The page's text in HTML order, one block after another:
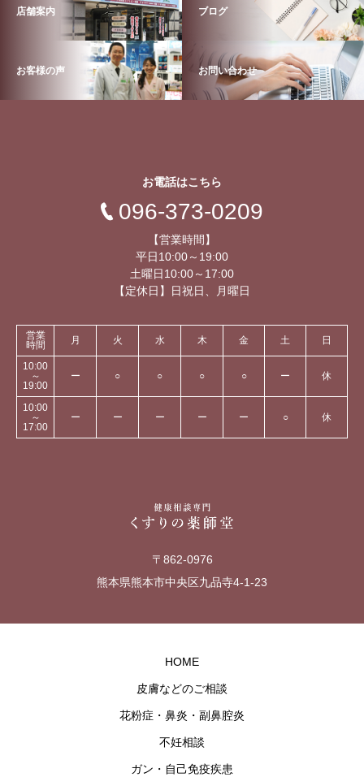
店舗案内 ブログ
お客様の声 お問い合わせ
お電話はこちら
096-373-0209
【営業時間】
平日10:00～19:00
土曜日10:00～17:00
【定休日】日祝日、月曜日
営業
時間
月 火 水 木 金 土 日
10:00
～
19:00
ー ○ ○ ○ ○ ー 休
10:00
～
17:00
ー ー ー ー ー ○ 休
〒862-0976
熊本県熊本市中央区九品寺4-1-23
HOME
皮膚などのご相談
花粉症・鼻炎・副鼻腔炎
不妊相談
ガン・自己免疫疾患